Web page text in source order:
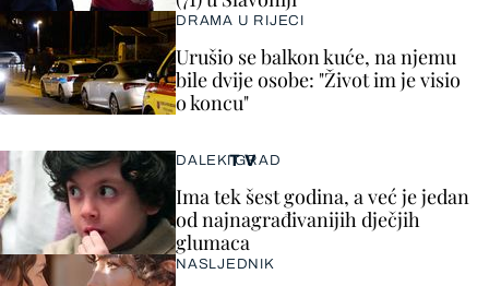
DRAMA U RIJECI
Urušio se balkon kuće, na njemu
bile dvije osobe: "Život im je visio
o koncu"
TV
DALEKI GRAD
Ima tek šest godina, a već je jedan
od najnagrađivanijih dječjih
glumaca
NASLJEDNIK